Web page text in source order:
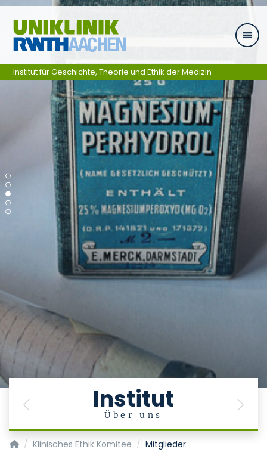
Skip navigation
Institut
Über uns
Previous Next
Institut für Geschichte, Theorie und Ethik der Medizin
Institut für Geschichte, Theorie und Ethik der Medizin
Klinisches Ethik Komitee Mitglieder